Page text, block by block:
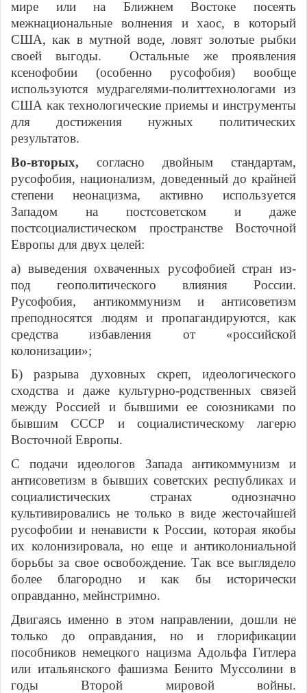
мире или на Ближнем Востоке посеять
межнациональные волнения и хаос, в который
США, как в мутной воде, ловят золотые рыбки
своей выгоды. Остальные же проявления
ксенофобии (особенно русофобия) вообще
используются мудрагелями-политтехнологами из
США как технологические приемы и инструменты
для достижения нужных политических
результатов.
Во-вторых, согласно двойным стандартам,
русофобия, национализм, доведенный до крайней
степени неонацизма, активно используется
Западом на постсоветском и даже
постсоциалистическом пространстве Восточной
Европы для двух целей:
а) выведения охваченных русофобией стран из-
под геополитического влияния России.
Русофобия, антикоммунизм и антисоветизм
преподносятся людям и пропагандируются, как
средства избавления от «российской
колонизации»;
Б) разрыва духовных скреп, идеологического
сходства и даже культурно-родственных связей
между Россией и бывшими ее союзниками по
бывшим СССР и социалистическому лагерю
Восточной Европы.
С подачи идеологов Запада антикоммунизм и
антисоветизм в бывших советских республиках и
социалистических странах однозначно
культивировались не только в виде жесточайшей
русофобии и ненависти к России, которая якобы
их колонизировала, но еще и антиколониальной
борьбы за свое освобождение. Так все выглядело
более благородно и как бы исторически
оправданно, мейнстримно.
Двигаясь именно в этом направлении, дошли не
только до оправдания, но и глорификации
пособников немецкого нацизма Адольфа Гитлера
или итальянского фашизма Бенито Муссолини в
годы Второй мировой войны.